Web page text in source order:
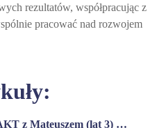
rezultatów, współpracując z
pracować nad rozwojem
z Mateuszem (lat 3) …